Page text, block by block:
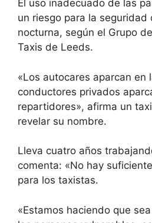
El uso inadecuado de las
un riesgo para la seguridad
nocturna, según el Grupo
Taxis de Leeds.
«Los autocares aparcan en
conductores privados
repartidores», afirma un
revelar su nombre.
Lleva cuatro años
comenta: «No hay
para los taxistas.
«Estamos haciendo que